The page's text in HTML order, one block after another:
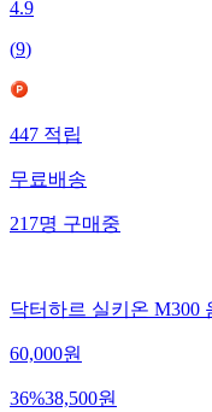
4.9
(9)
447적립
무료배송
217명구매중
닥터하르 실키온 M300
60,000원
36%38,500원